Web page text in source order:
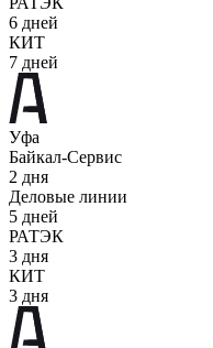
6 дней
КИТ
7 дней
Уфа
Байкал-Сервис
2 дня
Деловые линии
5 дней
РАТЭК
3 дня
КИТ
3 дня